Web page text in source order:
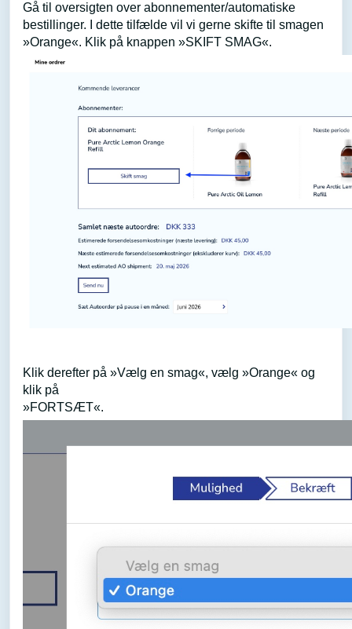
Gå til oversigten over abonnementer/automatiske
bestillinger. I dette tilfælde vil vi gerne skifte til smagen
»Orange«. Klik på knappen »SKIFT SMAG«.
Klik derefter på »Vælg en smag«, vælg »Orange« og
klik på
»FORTSÆT«.